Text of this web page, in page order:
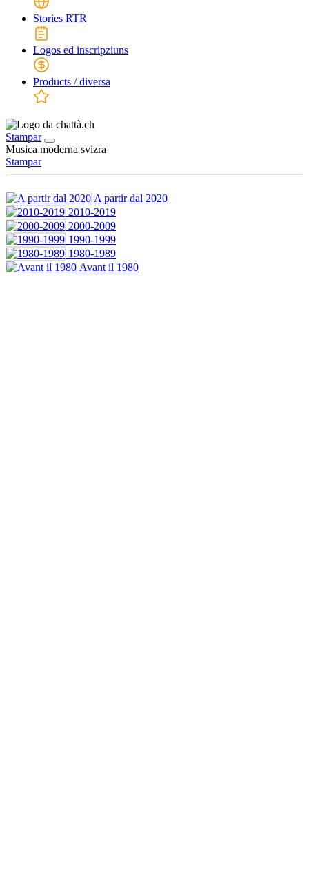
Stories RTR
Logos ed inscripziuns
Products / diversa
Stampar
Musica moderna svizra
Stampar
A partir dal 2020
2010-2019
2000-2009
1990-1999
1980-1989
Avant il 1980